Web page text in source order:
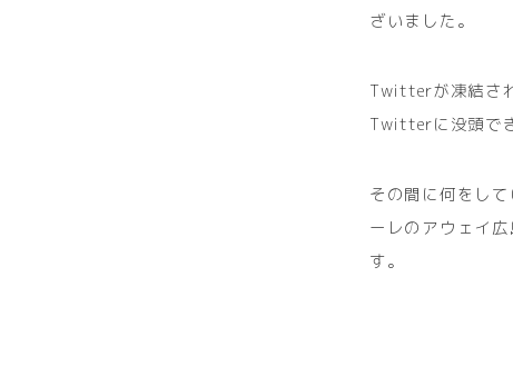
ざいました。
Twitterが凍結さ
Twitterに没頭で
その間に何をし
ーレのアウェイ
す。